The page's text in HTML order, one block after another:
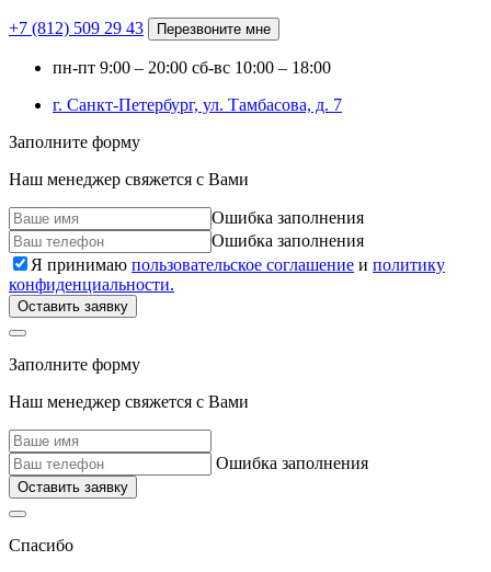
+7 (812) 509 29 43 Перезвоните мне
пн-пт 9:00 – 20:00 сб-вс 10:00 – 18:00
г. Санкт-Петербург, ул. Тамбасова, д. 7
Заполните форму
Наш менеджер свяжется с Вами
Ошибка заполнения
Ошибка заполнения
Я принимаю пользовательское соглашение и политику
конфиденциальности.
Оставить заявку
Заполните форму
Наш менеджер свяжется с Вами
Ошибка заполнения
Оставить заявку
Спасибо